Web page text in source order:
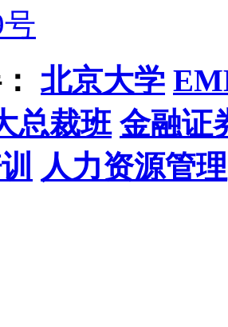
北京大学
总裁班 金融证
人力资源管理